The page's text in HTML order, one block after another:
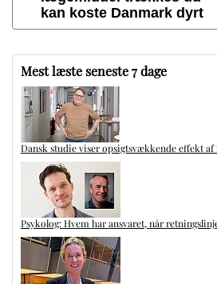
kan koste Danmark dyrt
Mest læste seneste 7 dage
Dansk studie viser opsigtsvækkende effekt
Psykolog: Hvem har ansvaret, når